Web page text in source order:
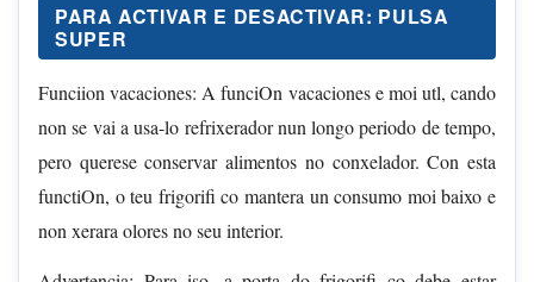
PARA ACTIVAR E DESACTIVAR: PULSA
SUPER
Funciion vacaciones: A funciOn vacaciones e moi utl, cando
non se vai a usa-lo refrixerador nun longo periodo de tempo,
pero querese conservar alimentos no conxelador. Con esta
functiOn, o teu frigorifi co mantera un consumo moi baixo e
non xerara olores no seu interior.